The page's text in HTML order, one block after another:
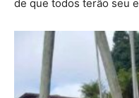
de que todos terão seu